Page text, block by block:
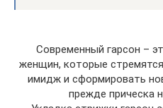
Современный гарсон –
женщин, которые
имидж и сформировать
прежде прическа